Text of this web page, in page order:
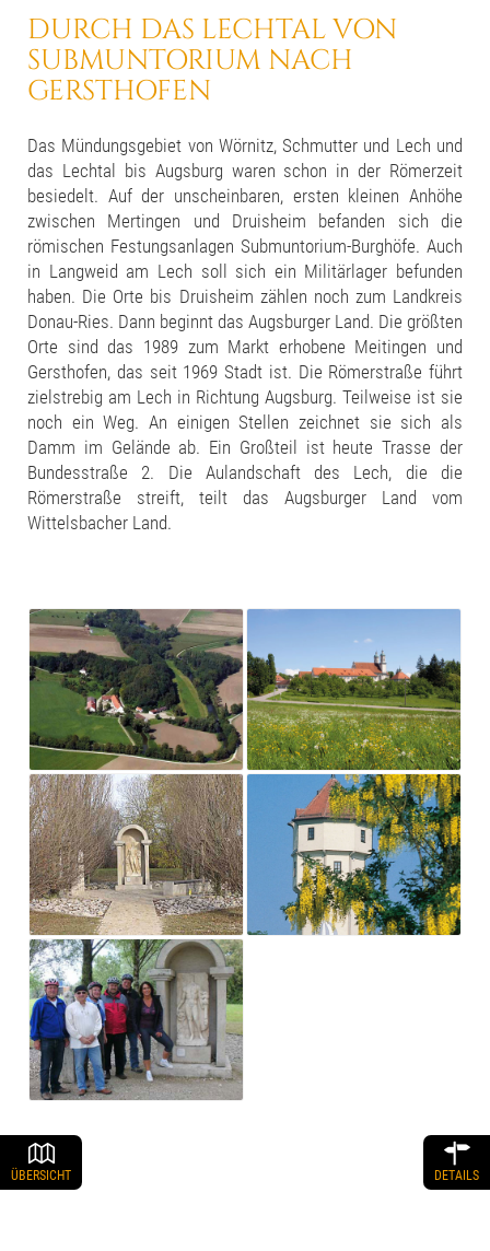
DURCH DAS LECHTALVON
SUBMUNTORIUM NACH
GERSTHOFEN
Das Mündungsgebiet von Wörnitz, Schmutter und Lech und
das Lechtal bis Augsburg waren schon in der Römerzeit
besiedelt. Auf der unscheinbaren, ersten kleinen Anhöhe
zwischen Mertingen und Druisheim befanden sich die
römischen Festungsanlagen Submuntorium-Burghöfe. Auch
in Langweid am Lech soll sich ein Militärlager befunden
haben. Die Orte bis Druisheim zählen noch zum Landkreis
Donau-Ries. Dann beginnt das Augsburger Land. Die größten
Orte sind das 1989 zum Markt erhobene Meitingen und
Gersthofen, das seit 1969 Stadt ist. Die Römerstraße führt
zielstrebig am Lech in Richtung Augsburg. Teilweise ist sie
noch ein Weg. An einigen Stellen zeichnet sie sich als
Damm im Gelände ab. Ein Großteil ist heute Trasse der
Bundesstraße 2. Die Aulandschaft des Lech, die die
Römerstraße streift, teilt das Augsburger Land vom
Wittelsbacher Land.
ÜBERSICHT DETAILS